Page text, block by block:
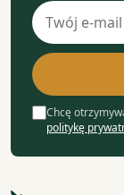
Adres
e-
mail
Chcę
politykę